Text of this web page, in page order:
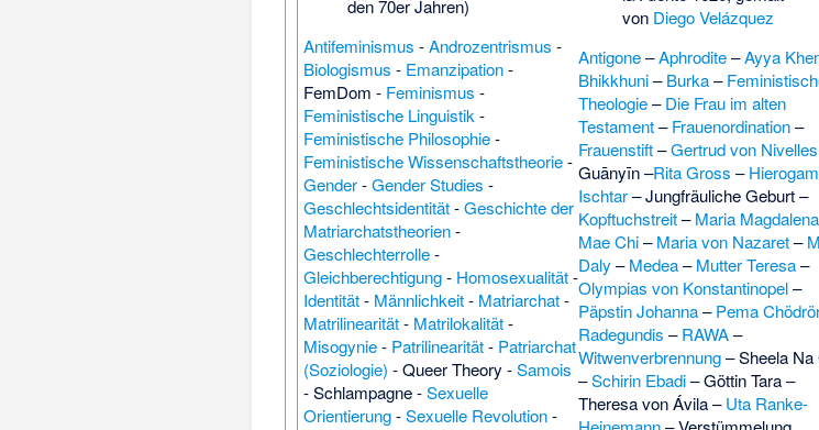
den 70er Jahren)
Antifeminismus -Androzentrismus -
Biologismus - Emanzipation-
FemDom - Feminismus -
Feministische Linguistik -
Feministische Philosophie-
Feministische Wissenschaftstheorie-
Gender-Gender Studies -
Geschlechtsidentität-Geschichte der
Matriarchatstheorien-
Geschlechterrolle-
Gleichberechtigung- Homosexualität-
Identität- Männlichkeit- Matriarchat-
Matrilinearität- Matrilokalität-
Misogynie- Patrilinearität- Patriarchat
(Soziologie) -Queer Theory -Samois
-Schlampagne-Sexuelle
Orientierung-Sexuelle Revolution-
von Diego Velázquez
Antigone–Aphrodite–Ayya
Bhikkhuni–Burka–
Theologie–Die Frau im alten
Testament–Frauenordination–
Frauenstift–Gertrud von Nivelles
Guānyīn–Rita Gross –
Ischtar–Jungfräuliche Geburt–
Kopftuchstreit–Maria Magdalena
Mae Chi–Maria von Nazaret–
Daly –Medea–Mutter Teresa–
Olympias von Konstantinopel–
Päpstin Johanna–Pema
Radegundis –RAWA–
Witwenverbrennung–Sheela Na
–Schirin Ebadi–Göttin Tara–
Theresa von Ávila–Uta Ranke-